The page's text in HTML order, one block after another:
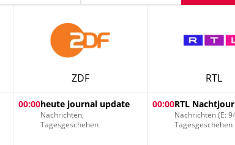
ZDF
00:00heute journal update
Nachrichten,
Tagesgeschehen
RTL
00:00RTL
Nachrichten (E:
Tagesgeschehen